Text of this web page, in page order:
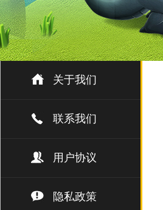
关于我们
联系我们
用户协议
隐私政策